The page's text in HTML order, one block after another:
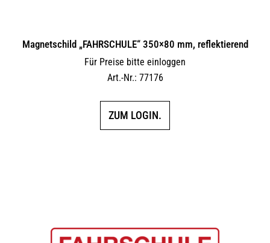
Magnetschild „FAHRSCHULE“ 350×80 mm, reflektierend
Für Preise bitte einloggen
Art.-Nr.: 77176
ZUM LOGIN.